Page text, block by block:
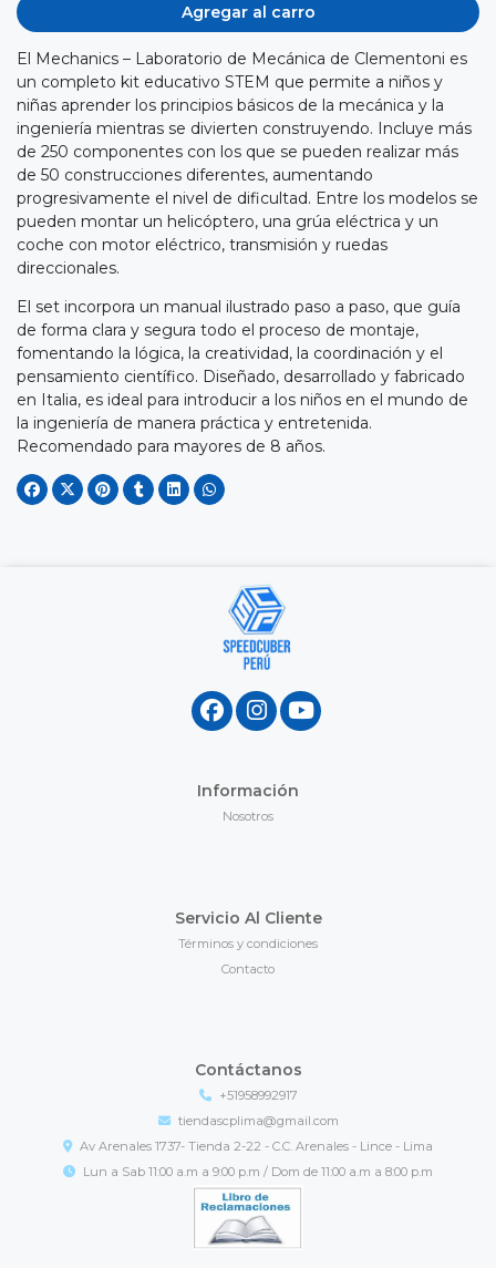
Agregar al carro
El Mechanics – Laboratorio de Mecánica de Clementoni es
un completo kit educativo STEM que permite a niños y
niñas aprender los principios básicos de la mecánica y la
ingeniería mientras se divierten construyendo. Incluye más
de 250 componentes con los que se pueden realizar más
de 50 construcciones diferentes, aumentando
progresivamente el nivel de dificultad. Entre los modelos se
pueden montar un helicóptero, una grúa eléctrica y un
coche con motor eléctrico, transmisión y ruedas
direccionales.
El set incorpora un manual ilustrado paso a paso, que guía
de forma clara y segura todo el proceso de montaje,
fomentando la lógica, la creatividad, la coordinación y el
pensamiento científico. Diseñado, desarrollado y fabricado
en Italia, es ideal para introducir a los niños en el mundo de
la ingeniería de manera práctica y entretenida.
Recomendado para mayores de 8 años.
Información
Nosotros
Servicio Al Cliente
Términos y condiciones
Contacto
Contáctanos
+51958992917
tiendascplima@gmail.com
Av Arenales 1737- Tienda 2-22 - C.C. Arenales - Lince - Lima
Lun a Sab 11:00 a.m a 9:00 p.m / Dom de 11:00 a.m a 8:00 p.m